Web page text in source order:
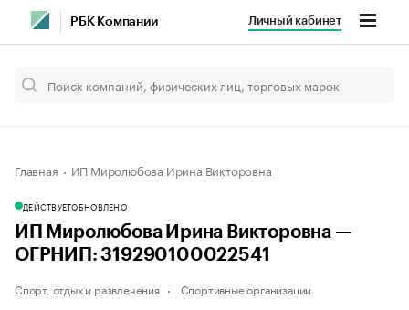
РБК Компании Личный кабинет
Главная ИП Миролюбова Ирина Викторовна
ДЕЙСТВУЕТОБНОВЛЕНО
ИП Миролюбова Ирина Викторовна —
ОГРНИП: 319290100022541
Спорт, отдых и развлечения Спортивные организации